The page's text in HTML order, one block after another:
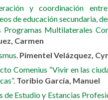
y coordinación
de educación secundaria,
Programas Multilaterales
Carmen
Pimentel Velázquez,
Comenius “Vivir en las
. Toribio García, Manuel
de Estudio y Estancias